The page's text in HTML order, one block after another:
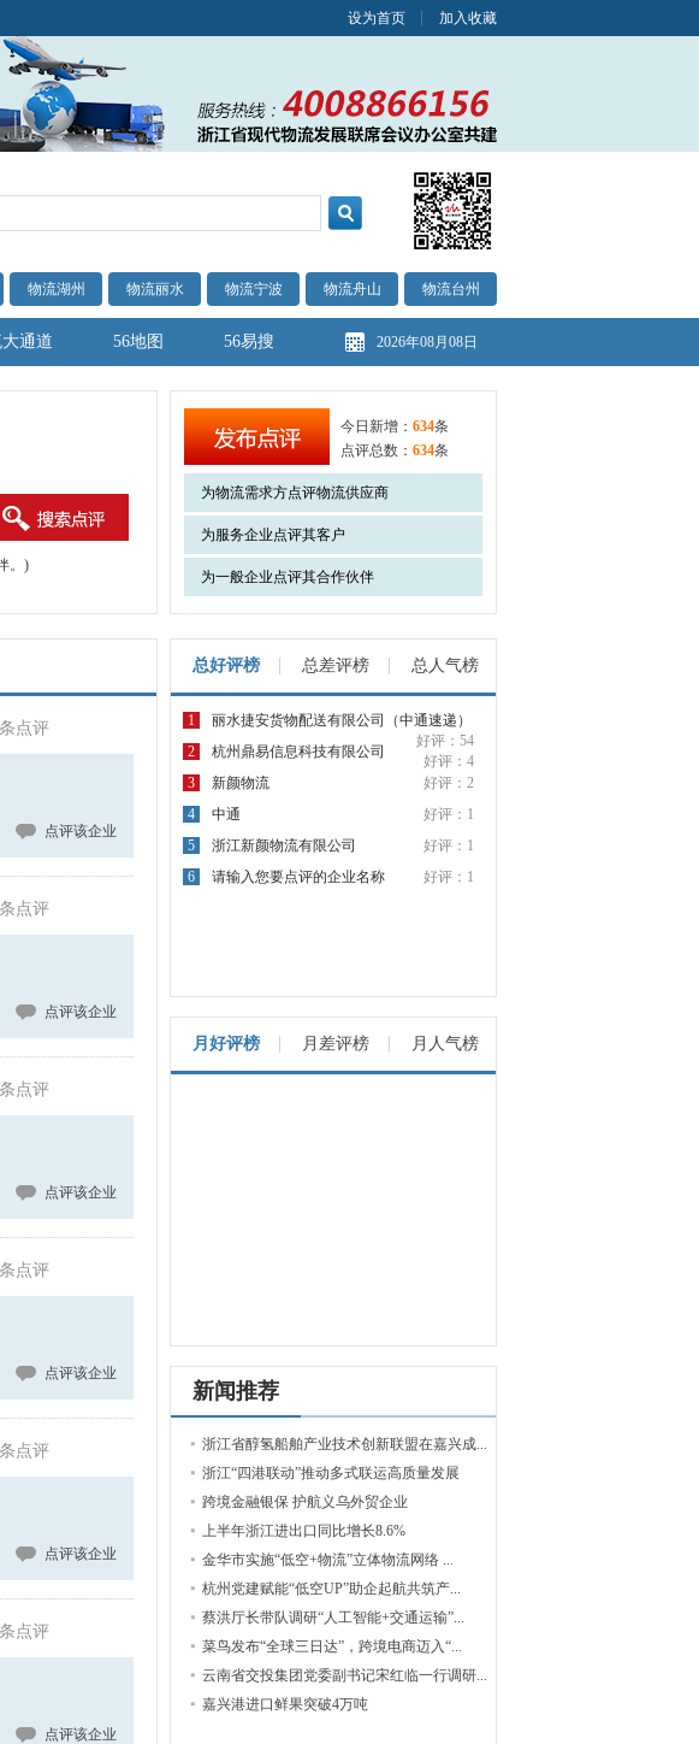
设为首页 加入收藏
物流湖州 物流丽水 物流宁波 物流舟山 物流台州
通道 56地图 56易搜 2026年08月08日
。)
今日新增： 634条
点评总数： 634条
为物流需求方点评物流供应商
为服务企业点评其客户
为一般企业点评其合作伙伴
点评
点评该企业
点评
点评该企业
点评
点评该企业
点评
点评该企业
点评
点评该企业
点评
点评该企业
总好评榜 总差评榜 总人气榜
1
丽水捷安货物配送有限公司（中通速递）
好评：54
2 杭州鼎易信息科技有限公司
好评：4
3
新颜物流
好评：2
4
中通
好评：1
5
浙江新颜物流有限公司
好评：1
6
请输入您要点评的企业名称 好评：1
月好评榜 月差评榜 月人气榜
新闻推荐
浙江省醇氢船舶产业技术创新联盟在嘉兴成...
浙江“四港联动”推动多式联运高质量发展
跨境金融银保 护航义乌外贸企业
上半年浙江进出口同比增长8.6%
金华市实施“低空+物流”立体物流网络 ...
杭州党建赋能“低空UP”助企起航共筑产...
蔡洪厅长带队调研“人工智能+交通运输”...
菜鸟发布“全球三日达”，跨境电商迈入“...
云南省交投集团党委副书记宋红临一行调研...
嘉兴港进口鲜果突破4万吨